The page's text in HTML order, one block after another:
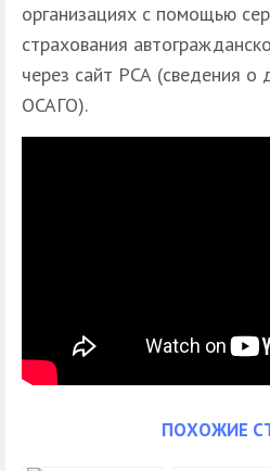
организациях с помощью
страхования
через сайт РСА (сведения
ОСАГО).
ПОХОЖИЕ